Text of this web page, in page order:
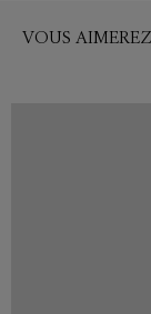
VOUS